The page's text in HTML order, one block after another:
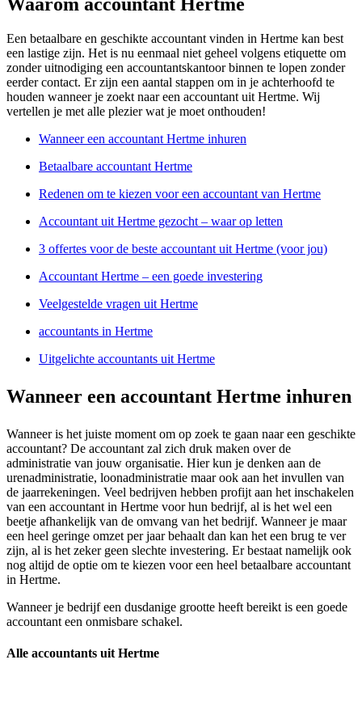
Een betaalbare en geschikte accountant vinden in Hertme kan best
een lastige zijn. Het is nu eenmaal niet geheel volgens etiquette om
zonder uitnodiging een accountantskantoor binnen te lopen zonder
eerder contact. Er zijn een aantal stappen om in je achterhoofd te
houden wanneer je zoekt naar een accountant uit Hertme. Wij
vertellen je met alle plezier wat je moet onthouden!
Wanneer een accountant Hertme inhuren
Betaalbare accountant Hertme
Redenen om te kiezen voor een accountant van Hertme
Accountant uit Hertme gezocht – waar op letten
3 offertes voor de beste accountant uit Hertme (voor jou)
Accountant Hertme – een goede investering
Veelgestelde vragen uit Hertme
accountants in Hertme
Uitgelichte accountants uit Hertme
Wanneer een accountant Hertme inhuren
Wanneer is het juiste moment om op zoek te gaan naar een geschikte
accountant? De accountant zal zich druk maken over de
administratie van jouw organisatie. Hier kun je denken aan de
urenadministratie, loonadministratie maar ook aan het invullen van
de jaarrekeningen. Veel bedrijven hebben profijt aan het inschakelen
van een accountant in Hertme voor hun bedrijf, al is het wel een
beetje afhankelijk van de omvang van het bedrijf. Wanneer je maar
een heel geringe omzet per jaar behaalt dan kan het een brug te ver
zijn, al is het zeker geen slechte investering. Er bestaat namelijk ook
nog altijd de optie om te kiezen voor een heel betaalbare accountant
in Hertme.
Wanneer je bedrijf een dusdanige grootte heeft bereikt is een goede
accountant een onmisbare schakel.
Alle accountants uit Hertme